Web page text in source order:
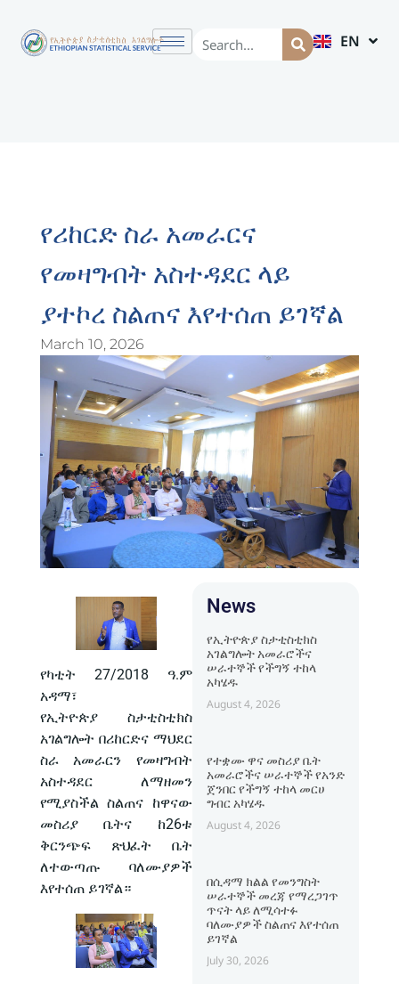
EN
AM
የሪከርድ ስራ አመራርና
የመዛግብት አስተዳደር ላይ
ያተኮረ ስልጠና እየተሰጠ ይገኛል
March 10, 2026
የካቲት 27/2018 ዓ.ም
አዳማ፣
የኢትዮጵያ ስታቲስቲክስ
አገልግሎት በሪከርድና ማህደር
ስራ አመራርን የመዛግብት
አስተዳደር ለማዘመን
የሚያስችል ስልጠና ከዋናው
መስሪያ ቤትና ከ26ቱ
ቅርንጭፍ ጽህፈት ቤት
ለተውጣጡ ባለሙያዎች
እየተሰጠ ይገኛል።
News
የኢትዮጵያ ስታቲስቲክስ
አገልግሎት አመራሮችና
ሠራተኞች የችግኝ ተከላ
አካሄዱ
August 4, 2026
የተቋሙ ዋና መስሪያ ቤት
አመራሮችና ሠራተኞች የአንድ
ጀንበር የችግኝ ተከላ መርሀ
ግብር አካሄዱ
August 4, 2026
በሲዳማ ክልል የመንግስት
ሠራተኞች መረጃ የማረጋገጥ
ጥናት ላይ ለሚሳተፉ
ባለሙያዎች ስልጠና እየተሰጠ
ይገኛል
July 30, 2026